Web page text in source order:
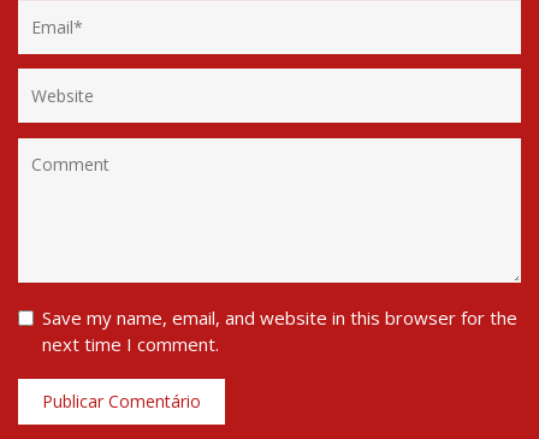
Save my name, email, and website in this browser for the
next time I comment.